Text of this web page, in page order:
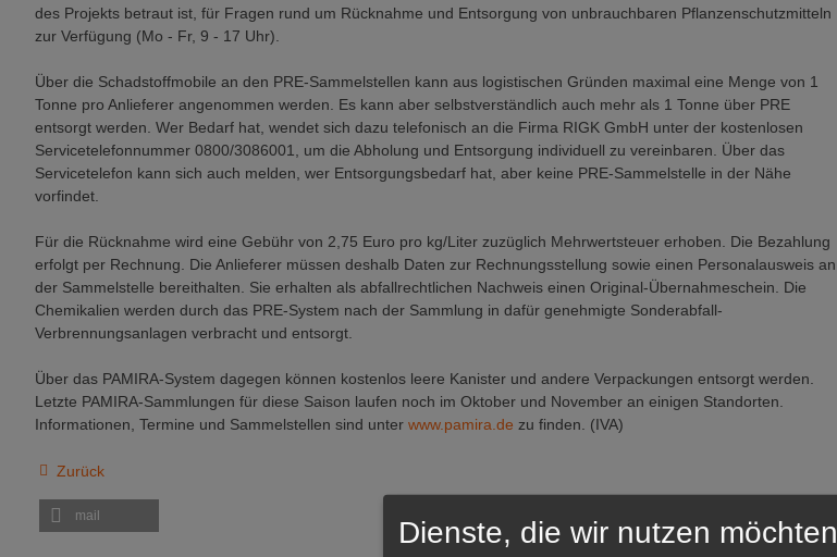
des Projekts betraut ist, für Fragen rund um Rücknahme und Entsorgung von unbrauchbaren Pflanzenschutzmitteln
zur Verfügung (Mo - Fr, 9 - 17 Uhr).
Über die Schadstoffmobile an den PRE-Sammelstellen kann aus logistischen Gründen maximal eine Menge von 1
Tonne pro Anlieferer angenommen werden. Es kann aber selbstverständlich auch mehr als 1 Tonne über PRE
entsorgt werden. Wer Bedarf hat, wendet sich dazu telefonisch an die Firma RIGK GmbH unter der kostenlosen
Servicetelefonnummer 0800/3086001, um die Abholung und Entsorgung individuell zu vereinbaren. Über das
Servicetelefon kann sich auch melden, wer Entsorgungsbedarf hat, aber keine PRE-Sammelstelle in der Nähe
vorfindet.
Für die Rücknahme wird eine Gebühr von 2,75 Euro pro kg/Liter zuzüglich Mehrwertsteuer erhoben. Die Bezahlung
erfolgt per Rechnung. Die Anlieferer müssen deshalb Daten zur Rechnungsstellung sowie einen Personalausweis an
der Sammelstelle bereithalten. Sie erhalten als abfallrechtlichen Nachweis einen Original-Übernahmeschein. Die
Chemikalien werden durch das PRE-System nach der Sammlung in dafür genehmigte Sonderabfall-
Verbrennungsanlagen verbracht und entsorgt.
Über das PAMIRA-System dagegen können kostenlos leere Kanister und andere Verpackungen entsorgt werden.
Letzte PAMIRA-Sammlungen für diese Saison laufen noch im Oktober und November an einigen Standorten.
Informationen, Termine und Sammelstellen sind unter www.pamira.de zu finden. (IVA)
Zurück
mail Dienste, die wir nutzen möchten